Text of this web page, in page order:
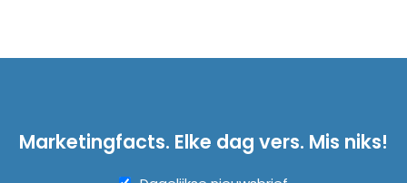
Marketingfacts. Elke dag vers. Mis niks!